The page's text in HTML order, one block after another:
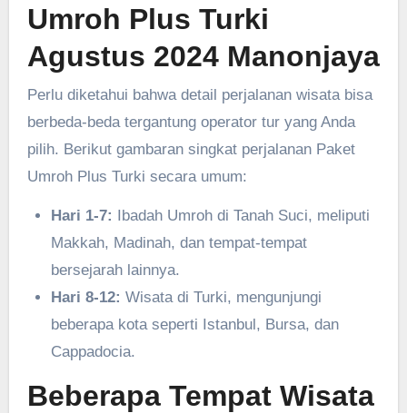
Umroh Plus Turki
Agustus 2024 Manonjaya
Perlu diketahui bahwa detail perjalanan wisata bisa
berbeda-beda tergantung operator tur yang Anda
pilih. Berikut gambaran singkat perjalanan Paket
Umroh Plus Turki secara umum:
Hari 1-7: Ibadah Umroh di Tanah Suci, meliputi
Makkah, Madinah, dan tempat-tempat
bersejarah lainnya.
Hari 8-12: Wisata di Turki, mengunjungi
beberapa kota seperti Istanbul, Bursa, dan
Cappadocia.
Beberapa Tempat Wisata